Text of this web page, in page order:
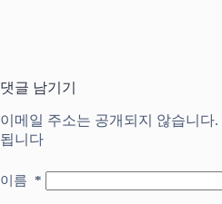
댓글 남기기
이메일 주소는 공개되지 않습니다.
됩니다
이름 *